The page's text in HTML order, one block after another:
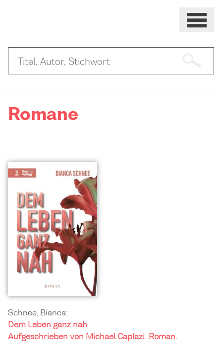
Romane
Schnee, Bianca:
Dem Leben ganz nah
Aufgeschrieben von Michael Caplazi. Roman.